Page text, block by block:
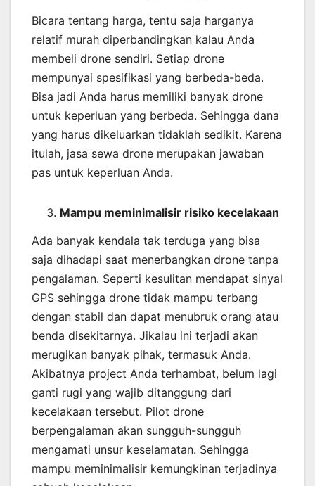
Bicara tentang harga, tentu saja harganya
relatif murah diperbandingkan kalau Anda
membeli drone sendiri. Setiap drone
mempunyai spesifikasi yang berbeda-beda.
Bisa jadi Anda harus memiliki banyak drone
untuk keperluan yang berbeda. Sehingga dana
yang harus dikeluarkan tidaklah sedikit. Karena
itulah, jasa sewa drone merupakan jawaban
pas untuk keperluan Anda.
Mampu meminimalisir risiko kecelakaan
Ada banyak kendala tak terduga yang bisa
saja dihadapi saat menerbangkan drone tanpa
pengalaman. Seperti kesulitan mendapat sinyal
GPS sehingga drone tidak mampu terbang
dengan stabil dan dapat menubruk orang atau
benda disekitarnya. Jikalau ini terjadi akan
merugikan banyak pihak, termasuk Anda.
Akibatnya project Anda terhambat, belum lagi
ganti rugi yang wajib ditanggung dari
kecelakaan tersebut. Pilot drone
berpengalaman akan sungguh-sungguh
mengamati unsur keselamatan. Sehingga
mampu meminimalisir kemungkinan terjadinya